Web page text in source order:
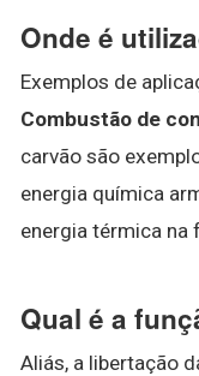
Onde é
Exemplos de
Combustão de
carvão são
energia química
energia térmica na
Qual é a
Aliás, a libertação